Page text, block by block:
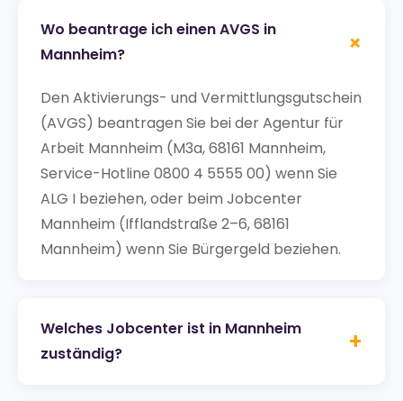
Wo beantrage ich einen AVGS in
Mannheim?
+
Den Aktivierungs- und Vermittlungsgutschein
(AVGS) beantragen Sie bei der Agentur für
Arbeit Mannheim (M3a, 68161 Mannheim,
Service-Hotline 0800 4 5555 00) wenn Sie
ALG I beziehen, oder beim Jobcenter
Mannheim (Ifflandstraße 2–6, 68161
Mannheim) wenn Sie Bürgergeld beziehen.
Welches Jobcenter ist in Mannheim
zuständig?
+